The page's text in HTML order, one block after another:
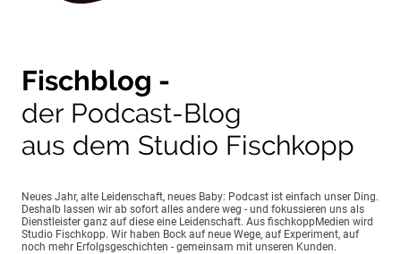
Fischblog -
der Podcast-Blog
aus dem Studio Fischkopp
Neues Jahr, alte Leidenschaft, neues Baby: Podcast ist einfach unser Ding.
Deshalb lassen wir ab sofort alles andere weg - und fokussieren uns als
Dienstleister ganz auf diese eine Leidenschaft. Aus fischkoppMedien wird
Studio Fischkopp. Wir haben Bock auf neue Wege, auf Experiment, auf
noch mehr Erfolgsgeschichten - gemeinsam mit unseren Kunden.